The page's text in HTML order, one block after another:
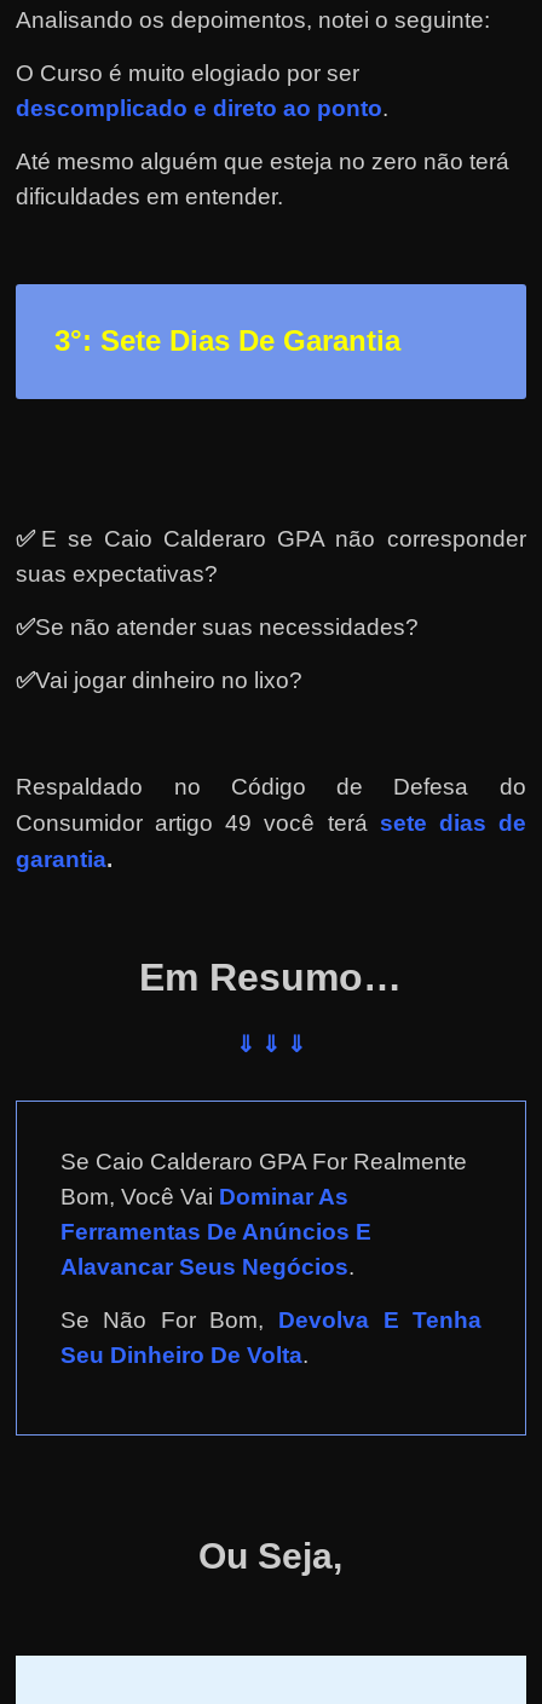
a
r
d
n
h
e
r
t
a
s
c
Analisando os depoimentos, notei o seguinte:
O Curso é muito elogiado por ser
descomplicado e direto ao ponto.
Até mesmo alguém que esteja no zero não terá
dificuldades em entender.
3°: Sete Dias De Garantia
✅ E se Caio Calderaro GPA não corresponder
suas expectativas?
✅Se não atender suas necessidades?
✅Vai jogar dinheiro no lixo?
Respaldado no Código de Defesa do
Consumidor artigo 49 você terá sete dias de
garantia.
Em Resumo…
⇓ ⇓ ⇓
Se Caio Calderaro GPA For Realmente
Bom, Você Vai Dominar As
Ferramentas De Anúncios E
Alavancar Seus Negócios.
Se Não For Bom, Devolva E Tenha
Seu Dinheiro De Volta.
Ou Seja,